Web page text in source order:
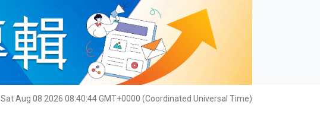
Sat Aug 08 2026 08:40:45 GMT+0000 (Coordinated Universal Time)
名家榜 灼見活動 關於我們